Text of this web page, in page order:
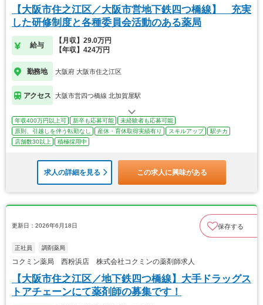
【大阪市住之江区／大阪市営地下鉄四つ橋線】 充実
した研修制度と各種委員会活動のある薬局
給与
【月収】29.0万円
【年収】424万円
勤務地 大阪府 大阪市住之江区
アクセス 大阪市営四つ橋線 北加賀屋駅
年収400万円以上可 新卒も応募可能
未経験者も応募可能
原則、引越しを伴う転勤なし
産休・育休取得実績有り スキルアップ
駅チカ
店舗数30以上
積極採用中
求人の詳細を見る この求人に興味がある
更新日：2026年6月18日 保存する
正社員 調剤薬局
コクミン薬局 西粉浜店 株式会社コクミンの薬剤師求人
【大阪市住之江区／地下鉄四つ橋線】大手ドラッグス
トアチェーンにて薬剤師の募集です！